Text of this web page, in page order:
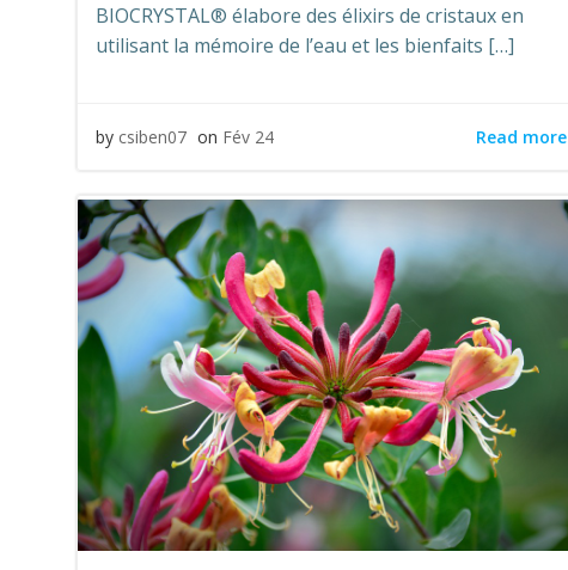
BIOCRYSTAL® élabore des élixirs de cristaux en
utilisant la mémoire de l’eau et les bienfaits […]
by csiben07 on Fév 24 Read more